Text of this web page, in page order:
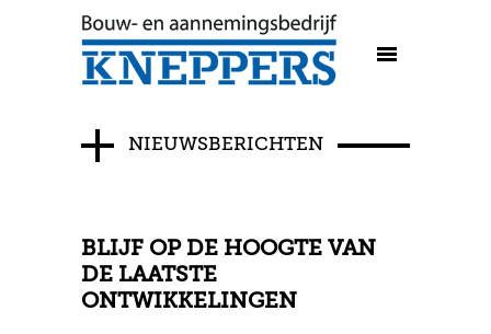
NIEUWSBERICHTEN
BLIJF OP DE HOOGTE VAN
DE LAATSTE
ONTWIKKELINGEN